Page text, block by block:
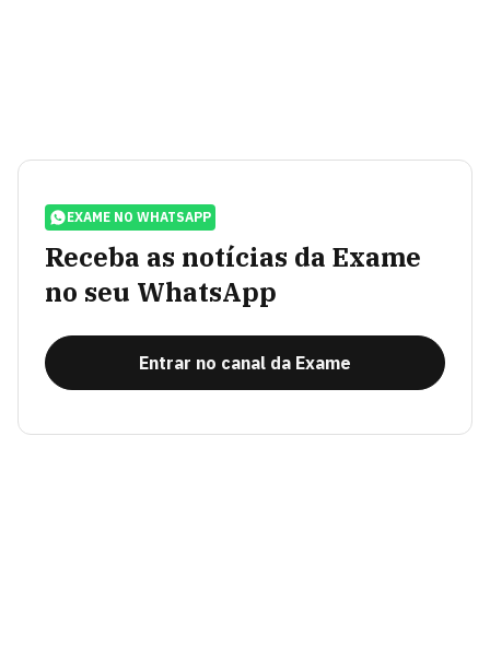
EXAME NO WHATSAPP
Receba as notícias da Exame
no seu WhatsApp
Entrar no canal da Exame